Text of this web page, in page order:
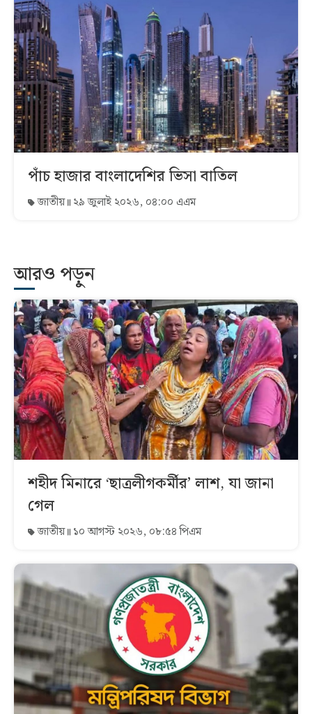
পাঁচ হাজার বাংলাদেশির ভিসা বাতিল
জাতীয় ২৯ জুলাই ২০২৬, ০৪:০০ এএম
আরও পড়ুন
শহীদ মিনারে ‘ছাত্রলীগকর্মীর’ লাশ, যা জানা
গেল
জাতীয় ১০ আগস্ট ২০২৬, ০৮:৫৪ পিএম